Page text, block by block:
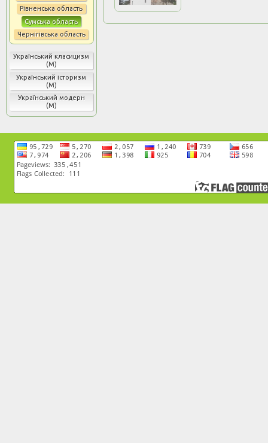
Рівненська область
Сумська область
Чернігівська область
Український класицизм
(М)
Український історизм
(М)
Український модерн
(М)